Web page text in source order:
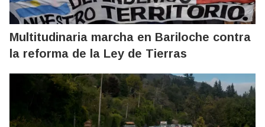
Multitudinaria marcha en Bariloche contra
la reforma de la Ley de Tierras